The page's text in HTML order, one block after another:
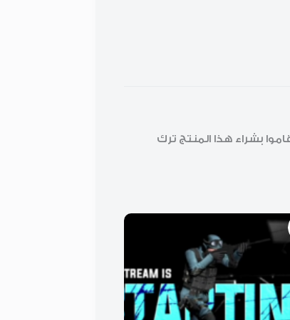
بشراء هذا المنتج ترك